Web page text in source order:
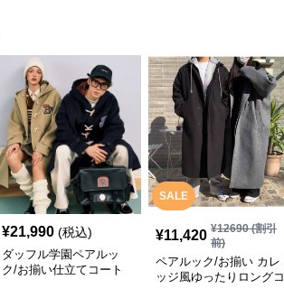
¥21,990 (税込)
ダッフル学園ペアルッ
ク/お揃い仕立てコート
SALE
¥11,420 ¥12690(割引
前)
ペアルック/お揃い カレ
ッジ風ゆったりロングコ